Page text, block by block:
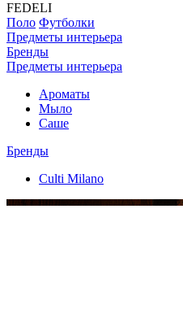
FEDELI
Поло Футболки
Предметы интерьера
Бренды
Предметы интерьера
Ароматы
Мыло
Саше
Бренды
Culti Milano